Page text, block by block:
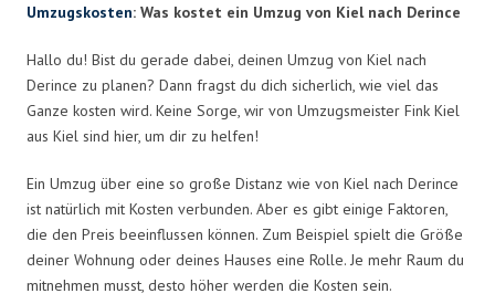
Umzugskosten: Was kostet ein Umzug von Kiel nach Derince
Hallo du! Bist du gerade dabei, deinen Umzug von Kiel nach
Derince zu planen? Dann fragst du dich sicherlich, wie viel das
Ganze kosten wird. Keine Sorge, wir von Umzugsmeister Fink Kiel
aus Kiel sind hier, um dir zu helfen!
Ein Umzug über eine so große Distanz wie von Kiel nach Derince
ist natürlich mit Kosten verbunden. Aber es gibt einige Faktoren,
die den Preis beeinflussen können. Zum Beispiel spielt die Größe
deiner Wohnung oder deines Hauses eine Rolle. Je mehr Raum du
mitnehmen musst, desto höher werden die Kosten sein.